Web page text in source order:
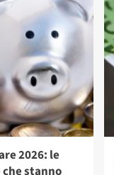
2026: le
stanno